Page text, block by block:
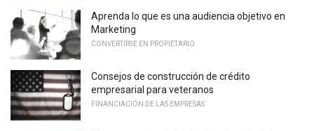
Aprenda lo que es una audiencia objetivo en
Marketing
CONVERTIRSE EN PROPIETARIO
Consejos de construcción de crédito
empresarial para veteranos
FINANCIACIÓN DE LAS EMPRESAS